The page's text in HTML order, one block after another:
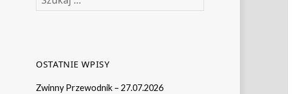
OSTATNIE WPISY
Zwinny Przewodnik – 27.07.2026